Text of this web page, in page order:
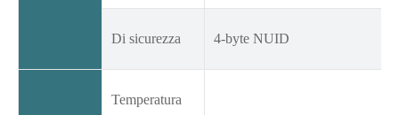
Di sicurezza 4-byte NUID
Temperatura